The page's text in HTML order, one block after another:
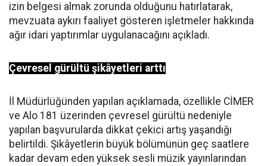
izin belgesi almak zorunda olduğunu hatırlatarak,
mevzuata aykırı faaliyet gösteren işletmeler hakkında
ağır idari yaptırımlar uygulanacağını açıkladı.
Çevresel gürültü şikâyetleri arttı
İl Müdürlüğünden yapılan açıklamada, özellikle CİMER
ve Alo 181 üzerinden çevresel gürültü nedeniyle
yapılan başvurularda dikkat çekici artış yaşandığı
belirtildi. Şikâyetlerin büyük bölümünün geç saatlere
kadar devam eden yüksek sesli müzik yayınlarından